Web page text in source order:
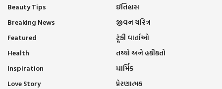
Beauty Tips
Breaking News
Featured
Health
Inspiration
Love Story
ઇતિહાસ
જીવન ચરિત્ર
ટૂંકી વાર્તાઓ
તથ્યો અને હકીકતો
ધાર્મિક
પ્રેરણાત્મક